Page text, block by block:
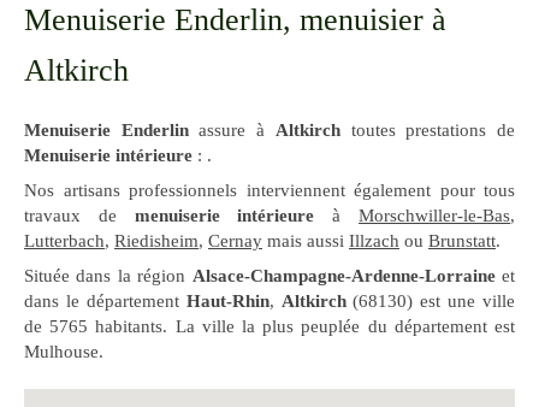
Menuiserie Enderlin, menuisier à
Altkirch
Menuiserie Enderlinassure à Altkirchtoutes prestations de
Menuiserie intérieure : .
Nos artisans professionnels interviennent également pour tous
travaux de menuiserie intérieure àMorschwiller-le-Bas,
Lutterbach, Riedisheim, Cernay mais aussi Illzach ou Brunstatt.
Située dans la région Alsace-Champagne-Ardenne-Lorraineet
dans le département Haut-Rhin, Altkirch(68130) est une ville
de 5765 habitants. La ville la plus peuplée du département est
Mulhouse.